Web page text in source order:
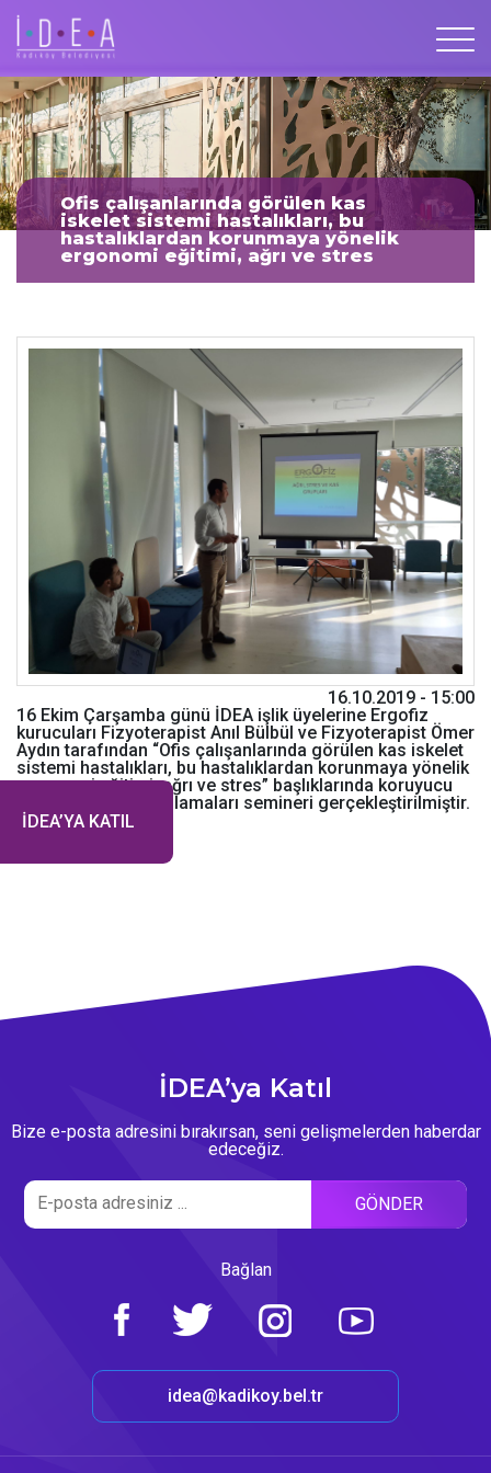
İDEA’YA KATIL
Ofis çalışanlarında görülen kas
iskelet sistemi hastalıkları, bu
hastalıklardan korunmaya yönelik
ergonomi eğitimi, ağrı ve stres
16.10.2019 - 15:00
16 Ekim Çarşamba günü İDEA işlik üyelerine Ergofiz
kurucuları Fizyoterapist Anıl Bülbül ve Fizyoterapist Ömer
Aydın tarafından “Ofis çalışanlarında görülen kas iskelet
sistemi hastalıkları, bu hastalıklardan korunmaya yönelik
ergonomi eğitimi, ağrı ve stres” başlıklarında koruyucu
rehabilitasyon uygulamaları semineri gerçekleştirilmiştir.
İDEA’ya Katıl
Bize e-posta adresini bırakırsan, seni gelişmelerden haberdar
edeceğiz.
Bağlan
idea@kadikoy.bel.tr